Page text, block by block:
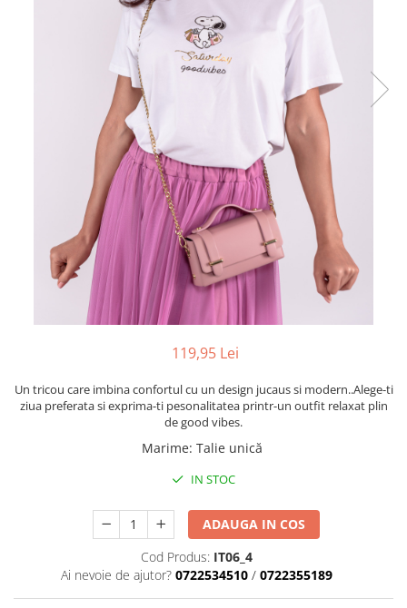
119,95 Lei
Un tricou care imbina confortul cu un design jucaus si modern..Alege-ti
ziua preferata si exprima-ti pesonalitatea printr-un outfit relaxat plin
de good vibes.
Marime: Talie unică
IN STOC
ADAUGA IN COS
Cod Produs: IT06_4
Ai nevoie de ajutor? 0722534510 / 0722355189